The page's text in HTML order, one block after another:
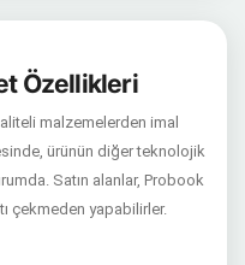
Özellikleri
malzemelerden imal
ürünün diğer teknolojik
Satın alanlar, Probook
çekmeden yapabilirler.